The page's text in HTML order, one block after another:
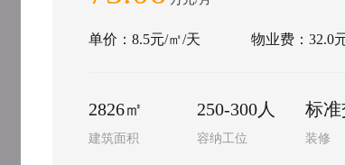
单价：8.5元/㎡/天 物业费：32.0
2826㎡
建筑面积
250-300人
容纳工位
标
装修